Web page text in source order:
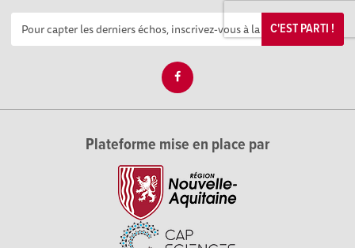
C'EST PARTI !
Plateforme mise en place par